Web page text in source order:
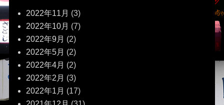
2022年11月 (3)
2022年10月 (7)
2022年9月 (2)
2022年5月 (2)
2022年4月 (2)
2022年2月 (3)
2022年1月 (17)